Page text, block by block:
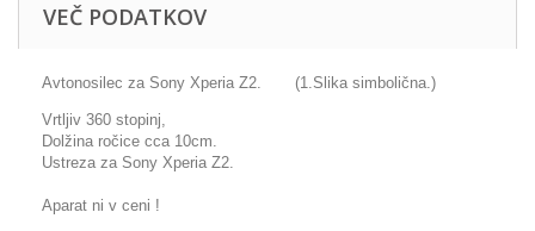
VEČ PODATKOV
Avtonosilec za Sony Xperia Z2. (1.Slika simbolična.)
Vrtljiv 360 stopinj,
Dolžina ročice cca 10cm.
Ustreza za Sony Xperia Z2.
Aparat ni v ceni !